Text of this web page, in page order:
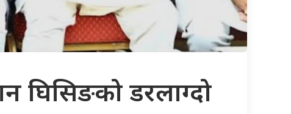
घिसिङको डरलाग्दो